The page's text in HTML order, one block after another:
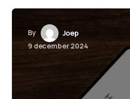
By
Joep
9 december 2024